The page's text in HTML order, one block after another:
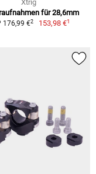
Xtrig
für 28,6mm
176,99 €2 153,98 €1